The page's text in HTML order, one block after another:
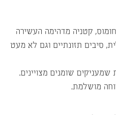
קטניה מדהימה העשירה
סיבים תזונתיים וגם לא מעט
שמעניקים שומנים מצויינים.
מושלמת.